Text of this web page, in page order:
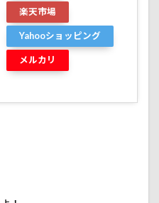
楽天市場
Yahooショッピング
メルカリ